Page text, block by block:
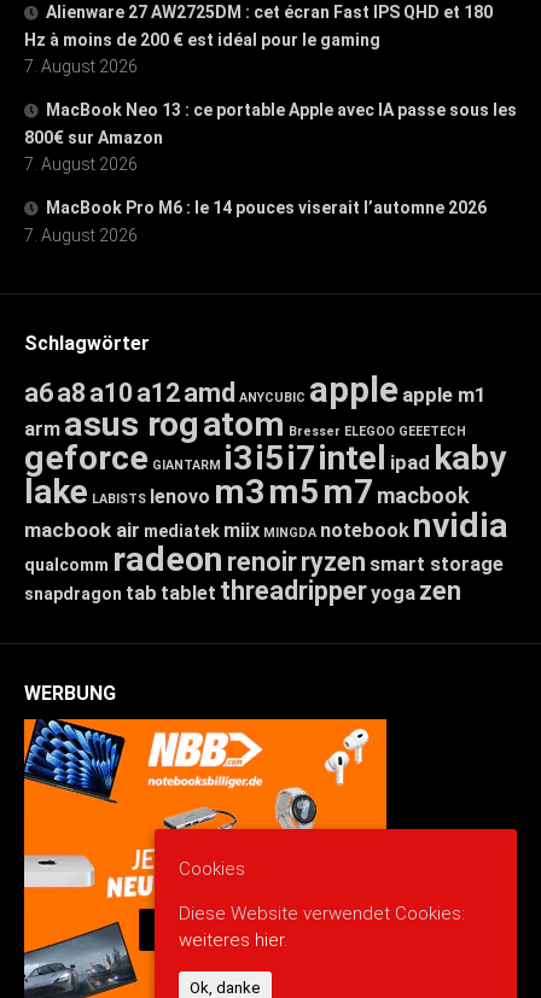
Alienware 27 AW2725DM : cet écran Fast IPS QHD et 180
Hz à moins de 200 € est idéal pour le gaming
7. August 2026
MacBook Neo 13 : ce portable Apple avec IA passe sous les
800€ sur Amazon
7. August 2026
MacBook Pro M6 : le 14 pouces viserait l’automne 2026
7. August 2026
Schlagwörter
a6a8 a10 a12amd ANYCUBIC apple apple m1
arm asus rogatom Bresser ELEGOO GEEETECH
geforce GIANTARM i3i5i7intel ipad kaby
lake LABISTS lenovo m3m5m7 macbook
macbook air mediatek miix MINGDA notebook nvidia
qualcomm radeon renoirryzen smart storage
snapdragon tab tablet threadripperyoga zen
WERBUNG
Cookies
Diese Website verwendet Cookies:
weiteres hier.
Ok, danke